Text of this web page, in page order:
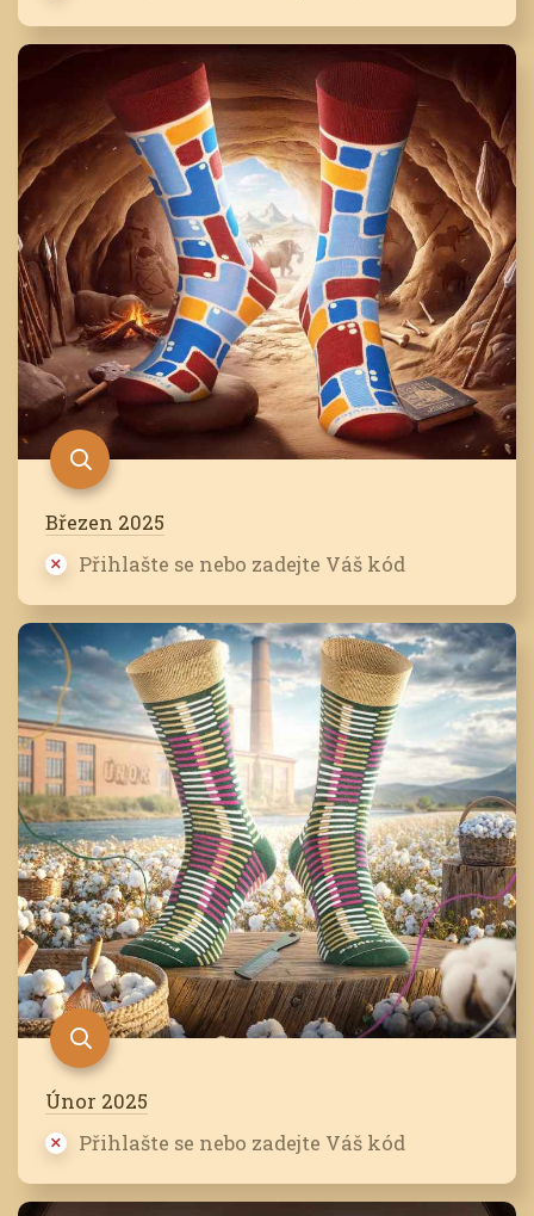
Březen 2025
Přihlašte se nebo zadejte Váš kód
Únor 2025
Přihlašte se nebo zadejte Váš kód